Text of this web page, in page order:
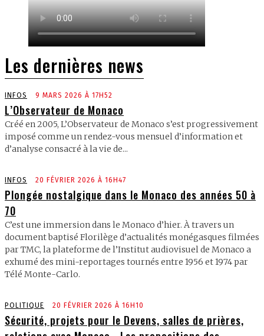
Les dernières news
INFOS 9 MARS 2026 À 17H52
L’Observateur de Monaco
Créé en 2005, L’Observateur de Monaco s’est progressivement
imposé comme un rendez-vous mensuel d’information et
d’analyse consacré à la vie de...
INFOS 20 FÉVRIER 2026 À 16H47
Plongée nostalgique dans le Monaco des années 50 à
70
C’est une immersion dans le Monaco d’hier. À travers un
document baptisé Florilège d’actualités monégasques filmées
par TMC, la plateforme de l’Institut audiovisuel de Monaco a
exhumé des mini-reportages tournés entre 1956 et 1974 par
Télé Monte-Carlo.
POLITIQUE 20 FÉVRIER 2026 À 16H10
Sécurité, projets pour le Devens, salles de prières,